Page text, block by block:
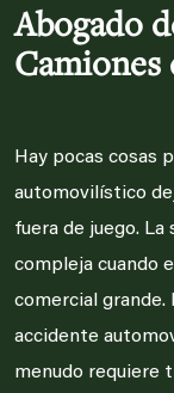
Abogado
Camiones
Hay pocas cosas
automovilístico
fuera de juego. La
compleja cuando
comercial grande.
accidente
menudo requiere